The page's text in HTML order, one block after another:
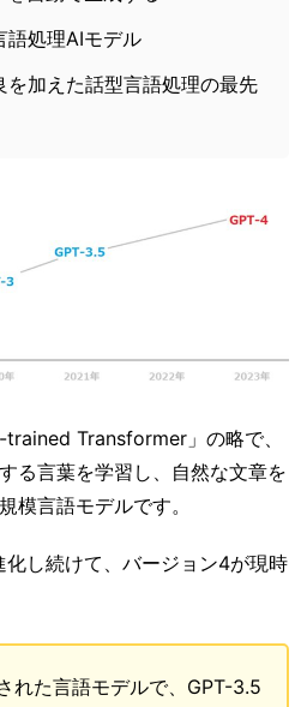
語処理AIモデル
を加えた話型言語処理の最先
Transformer」の略で、
る言葉を学習し、自然な文章を
模言語モデルです。
化し続けて、バージョン4が現時
れた言語モデルで、GPT-3.5